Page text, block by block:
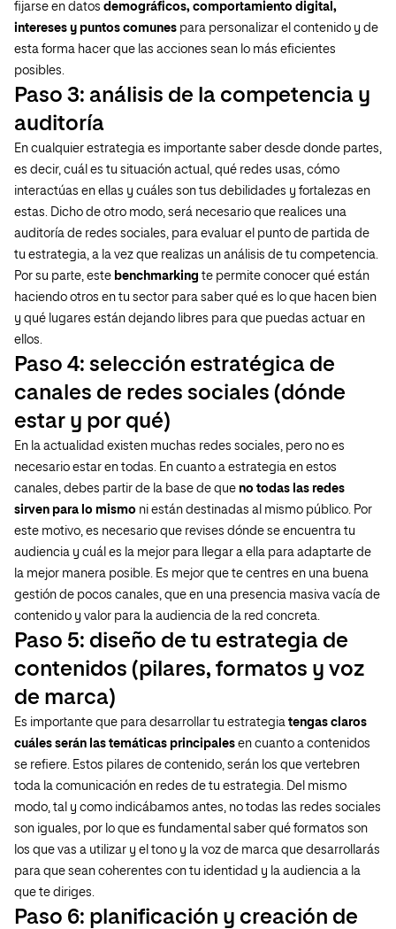
fijarse en datos demográficos, comportamiento digital,
intereses y puntos comunes para personalizar el contenido y de
esta forma hacer que las acciones sean lo más eficientes
posibles.
Paso 3: análisis de la competencia y
auditoría
En cualquier estrategia es importante saber desde donde partes,
es decir, cuál es tu situación actual, qué redes usas, cómo
interactúas en ellas y cuáles son tus debilidades y fortalezas en
estas. Dicho de otro modo, será necesario que realices una
auditoría de redes sociales, para evaluar el punto de partida de
tu estrategia, a la vez que realizas un análisis de tu competencia.
Por su parte, este benchmarking te permite conocer qué están
haciendo otros en tu sector para saber qué es lo que hacen bien
y qué lugares están dejando libres para que puedas actuar en
ellos.
Paso 4: selección estratégica de
canales de redes sociales (dónde
estar y por qué)
En la actualidad existen muchas redes sociales, pero no es
necesario estar en todas. En cuanto a estrategia en estos
canales, debes partir de la base de que no todas las redes
sirven para lo mismo ni están destinadas al mismo público. Por
este motivo, es necesario que revises dónde se encuentra tu
audiencia y cuál es la mejor para llegar a ella para adaptarte de
la mejor manera posible. Es mejor que te centres en una buena
gestión de pocos canales, que en una presencia masiva vacía de
contenido y valor para la audiencia de la red concreta.
Paso 5: diseño de tu estrategia de
contenidos (pilares, formatos y voz
de marca)
Es importante que para desarrollar tu estrategia tengas claros
cuáles serán las temáticas principales en cuanto a contenidos
se refiere. Estos pilares de contenido, serán los que vertebren
toda la comunicación en redes de tu estrategia. Del mismo
modo, tal y como indicábamos antes, no todas las redes sociales
son iguales, por lo que es fundamental saber qué formatos son
los que vas a utilizar y el tono y la voz de marca que desarrollarás
para que sean coherentes con tu identidad y la audiencia a la
que te diriges.
Paso 6: planificación y creación de